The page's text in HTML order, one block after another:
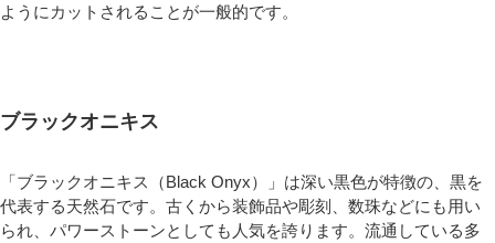
ようにカットされることが一般的です。
ブラックオニキス
「ブラックオニキス（Black Onyx）」は深い黒色が特徴の、黒を
代表する天然石です。古くから装飾品や彫刻、数珠などにも用い
られ、パワーストーンとしても人気を誇ります。流通している多